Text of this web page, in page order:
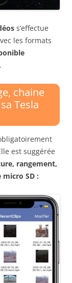
s’effectue
les formats
.
chaine
Tesla
est suggérée
rangement,
SD :